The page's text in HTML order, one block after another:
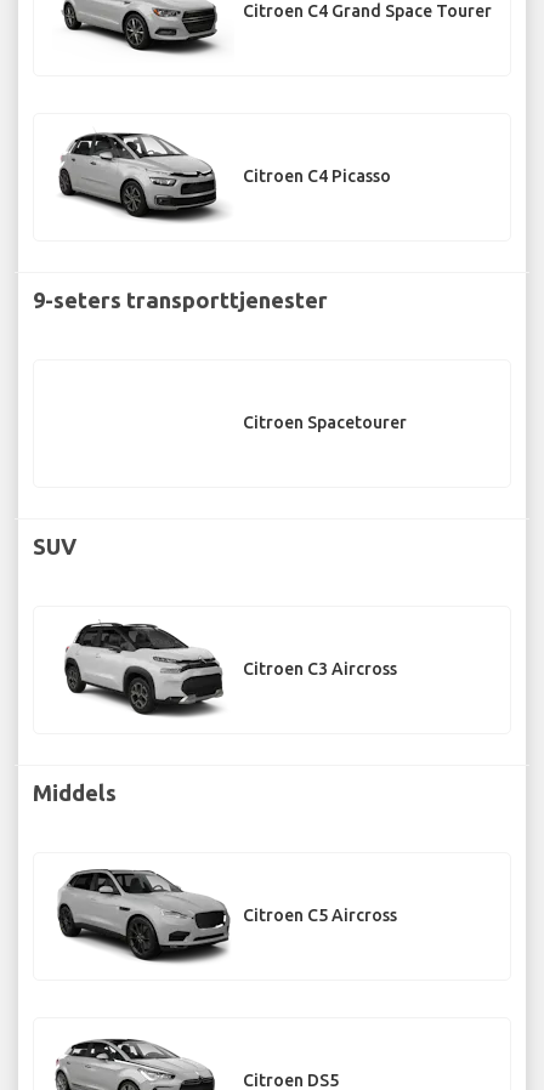
Citroen C4 Grand Space Tourer
Citroen C4 Picasso
9-seters transporttjenester
Citroen Spacetourer
SUV
Citroen C3 Aircross
Middels
Citroen C5 Aircross
Citroen DS5